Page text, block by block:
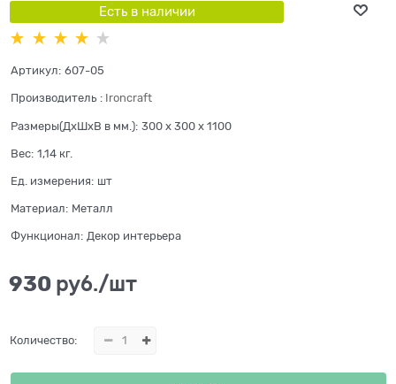
Есть в наличии
Артикул: 607-05
Производитель : Ironcraft
Размеры(ДхШхВ в мм.): 300 x 300 x 1100
Вес: 1,14 кг.
Ед. измерения: шт
Материал: Металл
Функционал: Декор интерьера
930 руб./шт
Количество: